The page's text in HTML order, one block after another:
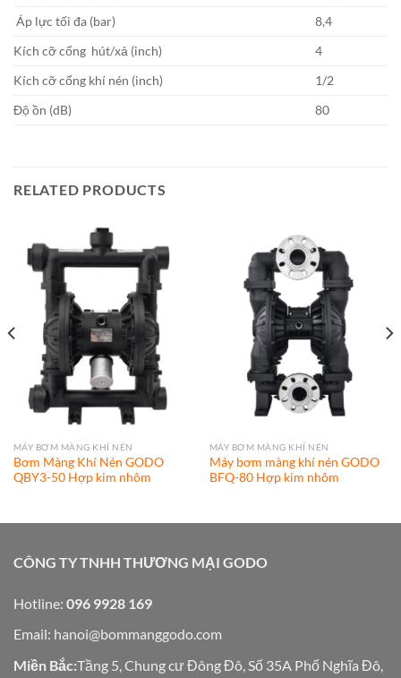
Áp lực tối đa (bar)
8,4
Kích cỡ cổng hút/xả (inch)
4
Kích cỡ cổng khí nén (inch)
1/2
Độ ồn (dB)
80
RELATED PRODUCTS
MÁY BƠM MÀNG KHÍ NÉN
Bơm Màng Khí Nén GODO
QBY3-50 Hợp kim nhôm
MÁY BƠM MÀNG KHÍ NÉN
Máy bơm màng khí nén GODO
BFQ-80 Hợp kim nhôm
CÔNG TY TNHH THƯƠNG MẠI GODO
Hotline: 096 9928 169
Email: hanoi@bommanggodo.com
Miền Bắc:Tầng 5, Chung cư Đông Đô, Số 35A Phố Nghĩa Đô,